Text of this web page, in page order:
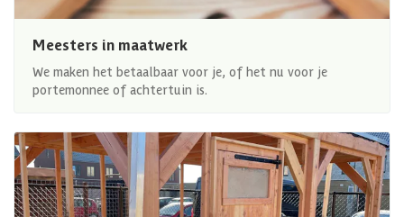
Meesters in maatwerk
We maken het betaalbaar voor je, of het nu voor je
portemonnee of achtertuin is.